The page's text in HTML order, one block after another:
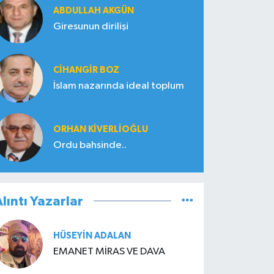
ABDULLAH AKGÜN
Giresunun dirilişi
CIHANGIR BOZ
İslam nazarında ideal toplum
ORHAN KIVERLIOĞLU
Ordu bahsinde..
Yazarlar
HÜSEYIN ADALAN
EMANET MİRAS VE DAVA